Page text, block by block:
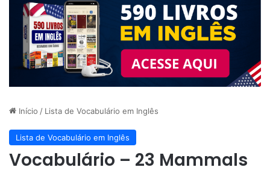
Início / Lista de Vocabulário em Inglês
Lista de Vocabulário em Inglês
Vocabulário – 23 Mammals